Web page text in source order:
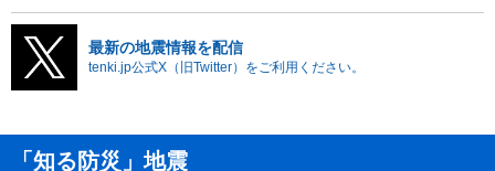
最新の地震情報を配信
tenki.jp公式X（旧Twitter）をご利用ください。
「知る防災」地震